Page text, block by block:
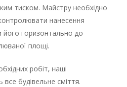
тиском. Майстру необхідно
нанесення
його горизонтально до
площі.
робіт, наші
все будівельне сміття.